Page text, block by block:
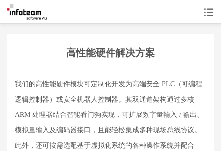
高性能硬件解决方案
我们的高性能硬件模块可定制化开发为高端安全 PLC（可编程
逻辑控制器）或安全机器人控制器。其双通道架构通过多核
ARM 处理器结合智能看门狗实现，可扩展数字量输入 / 输出、
模拟量输入及编码器接口，且能轻松集成多种现场总线协议。
此外，还可按需选配基于虚拟化系统的各种操作系统并配合